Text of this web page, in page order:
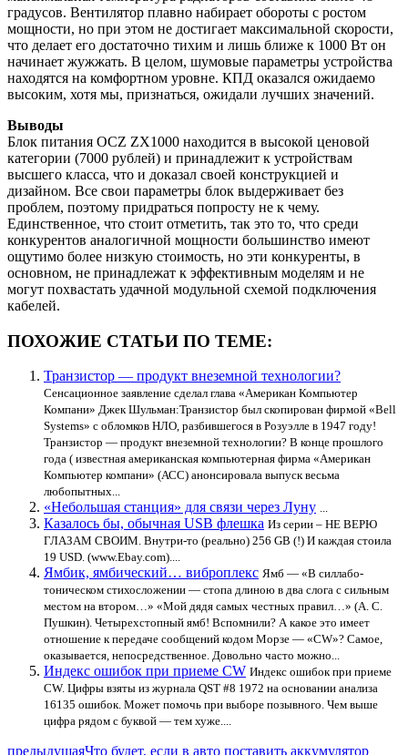
градусов. Вентилятор плавно набирает обороты с ростом
мощности, но при этом не достигает максимальной скорости,
что делает его достаточно тихим и лишь ближе к 1000 Вт он
начинает жужжать. В целом, шумовые параметры устройства
находятся на комфортном уровне. КПД оказался ожидаемо
высоким, хотя мы, признаться, ожидали лучших значений.
Выводы
Блок питания OCZ ZX1000 находится в высокой ценовой
категории (7000 рублей) и принадлежит к устройствам
высшего класса, что и доказал своей конструкцией и
дизайном. Все свои параметры блок выдерживает без
проблем, поэтому придраться попросту не к чему.
Единственное, что стоит отметить, так это то, что среди
конкурентов аналогичной мощности большинство имеют
ощутимо более низкую стоимость, но эти конкуренты, в
основном, не принадлежат к эффективным моделям и не
могут похвастать удачной модульной схемой подключения
кабелей.
ПОХОЖИЕ СТАТЬИ ПО ТЕМЕ:
Транзистор — продукт внеземной технологии?
Сенсационное заявление сделал глава «Американ Компьютер
Компани» Джек Шульман:Транзистор был скопирован фирмой «Bell
Systems» с обломков НЛО, разбившегося в Розуэлле в 1947 году!
Транзистор — продукт внеземной технологии? В конце прошлого
года ( известная американская компьютерная фирма «Американ
Компьютер компани» (АСС) анонсировала выпуск весьма
любопытных...
«Небольшая станция» для связи через Луну ...
Казалось бы, обычная USB флешка Из серии – НЕ ВЕРЮ
ГЛАЗАМ СВОИМ. Внутри-то (реально) 256 GB (!) И каждая стоила
19 USD. (www.Ebay.com)....
Ямбик, ямбический… виброплекс Ямб — «В силлабо-
тоническом стихосложении — стопа длиною в два слога с сильным
местом на втором…» «Мой дядя самых честных правил…» (А. С.
Пушкин). Четырехстопный ямб! Вспомнили? А какое это имеет
отношение к передаче сообщений кодом Морзе — «CW»? Самое,
оказывается, непосредственное. Довольно часто можно...
Индекс ошибок при приеме CW Индекс ошибок при приеме
CW. Цифры взяты из журнала QST #8 1972 на основании анализа
16135 ошибок. Может помочь при выборе позывного. Чем выше
цифра рядом с буквой — тем хуже....
предыдущаяЧто будет, если в авто поставить аккумулятор